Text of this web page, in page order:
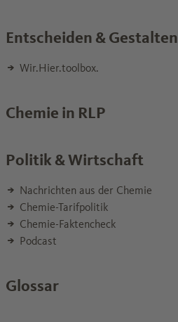
Entscheiden & Gestalten
Wir.Hier.toolbox.
Chemie in RLP
Politik & Wirtschaft
Nachrichten aus der Chemie
Chemie-Tarifpolitik
Chemie-Faktencheck
Podcast
Glossar